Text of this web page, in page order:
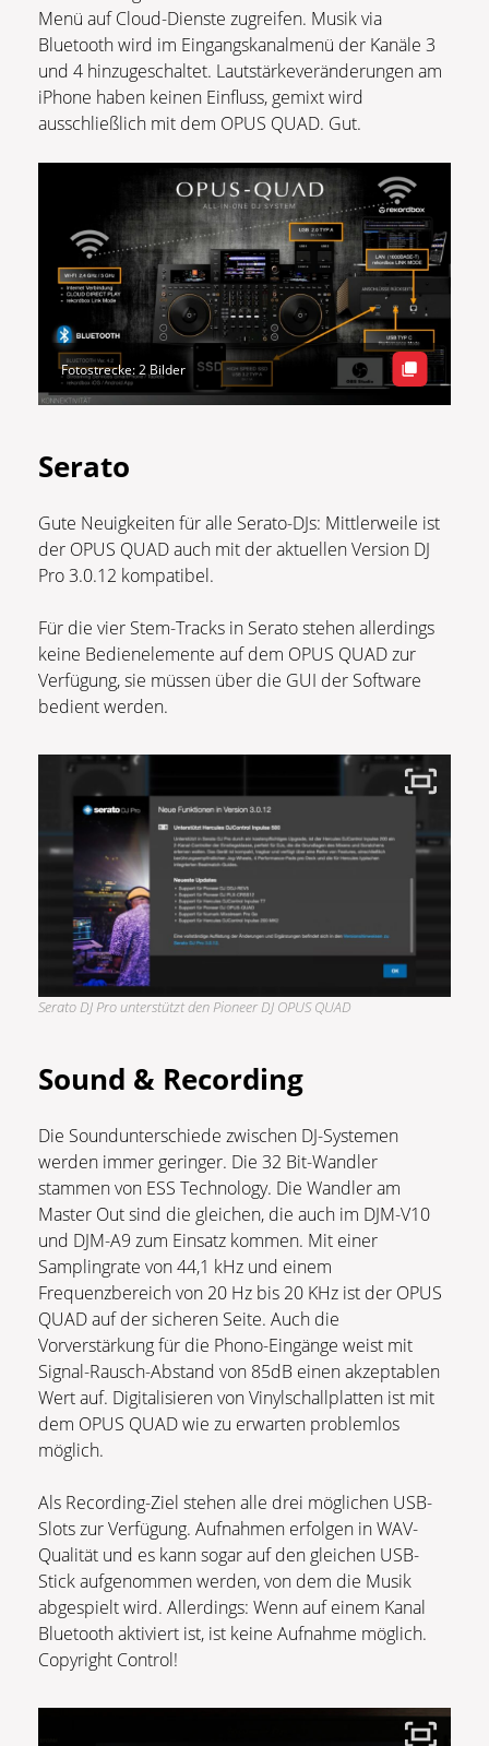
Menü auf Cloud-Dienste zugreifen. Musik via
Bluetooth wird im Eingangskanalmenü der Kanäle 3
und 4 hinzugeschaltet. Lautstärkeveränderungen am
iPhone haben keinen Einfluss, gemixt wird
ausschließlich mit dem OPUS QUAD. Gut.
Fotostrecke: 2 Bilder
Serato
Gute Neuigkeiten für alle Serato-DJs: Mittlerweile ist
der OPUS QUAD auch mit der aktuellen Version DJ
Pro 3.0.12 kompatibel.
Für die vier Stem-Tracks in Serato stehen allerdings
keine Bedienelemente auf dem OPUS QUAD zur
Verfügung, sie müssen über die GUI der Software
bedient werden.
Serato DJ Pro unterstützt den Pioneer DJ OPUS QUAD
Sound & Recording
Die Soundunterschiede zwischen DJ-Systemen
werden immer geringer. Die 32 Bit-Wandler
stammen von ESS Technology. Die Wandler am
Master Out sind die gleichen, die auch im DJM-V10
und DJM-A9 zum Einsatz kommen. Mit einer
Samplingrate von 44,1 kHz und einem
Frequenzbereich von 20 Hz bis 20 KHz ist der OPUS
QUAD auf der sicheren Seite. Auch die
Vorverstärkung für die Phono-Eingänge weist mit
Signal-Rausch-Abstand von 85dB einen akzeptablen
Wert auf. Digitalisieren von Vinylschallplatten ist mit
dem OPUS QUAD wie zu erwarten problemlos
möglich.
Als Recording-Ziel stehen alle drei möglichen USB-
Slots zur Verfügung. Aufnahmen erfolgen in WAV-
Qualität und es kann sogar auf den gleichen USB-
Stick aufgenommen werden, von dem die Musik
abgespielt wird. Allerdings: Wenn auf einem Kanal
Bluetooth aktiviert ist, ist keine Aufnahme möglich.
Copyright Control!